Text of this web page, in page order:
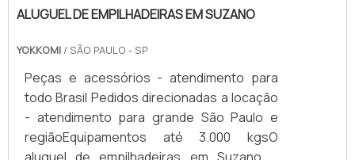
ALUGUEL DE EMPILHADEIRAS EM SUZANO
YOKKOMI / SÃO PAULO - SP
Peças e acessórios - atendimento para
todo Brasil Pedidos direcionadas a locação
- atendimento para grande São Paulo e
regiãoEquipamentos até 3.000 kgsO